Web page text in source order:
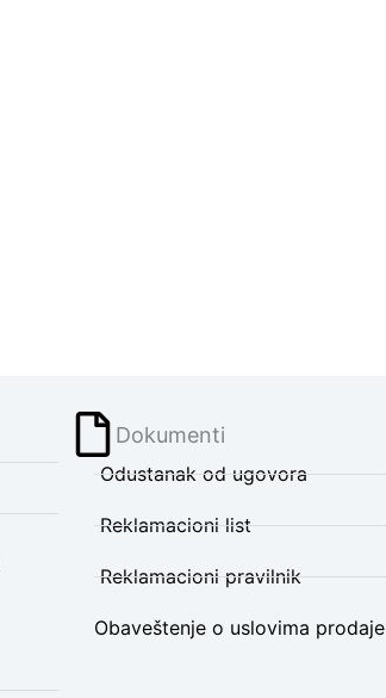
Dokumenti
Odustanak od ugovora
Reklamacioni list
Reklamacioni pravilnik
Obaveštenje o uslovima prodaje